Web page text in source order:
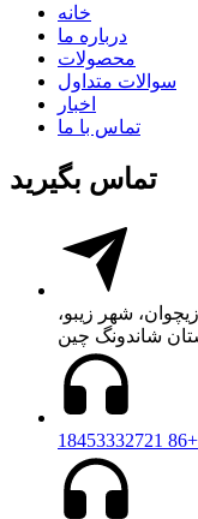
خانه
درباره ما
محصولات
سوالات متداول
اخبار
تماس با ما
تماس بگیرید
زیچوان، شهر زیبو،
شاندونگ چین